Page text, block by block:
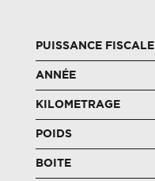
PUISSANCE FISCALE
ANNÉE
KILOMETRAGE
POIDS
BOITE